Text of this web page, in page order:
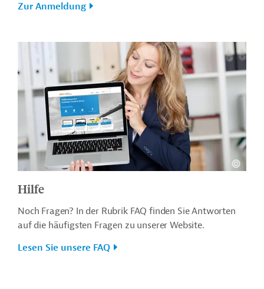
Zur Anmeldung
Hilfe
Noch Fragen? In der Rubrik FAQ finden Sie Antworten
auf die häufigsten Fragen zu unserer Website.
Lesen Sie unsere FAQ